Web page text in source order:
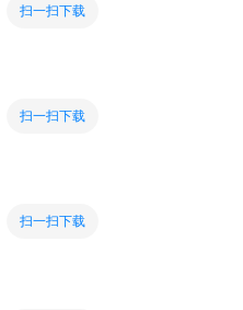
扫一扫下载
扫一扫下载
扫一扫下载